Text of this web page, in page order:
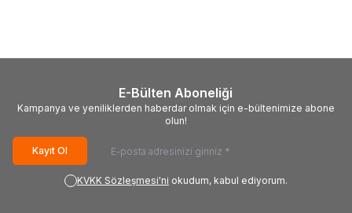
E-Bülten Aboneliği
Kampanya ve yeniliklerden haberdar olmak için e-bültenimize abone
olun!
Kayıt Ol
KVKK Sözleşmesi'ni okudum, kabul ediyorum.